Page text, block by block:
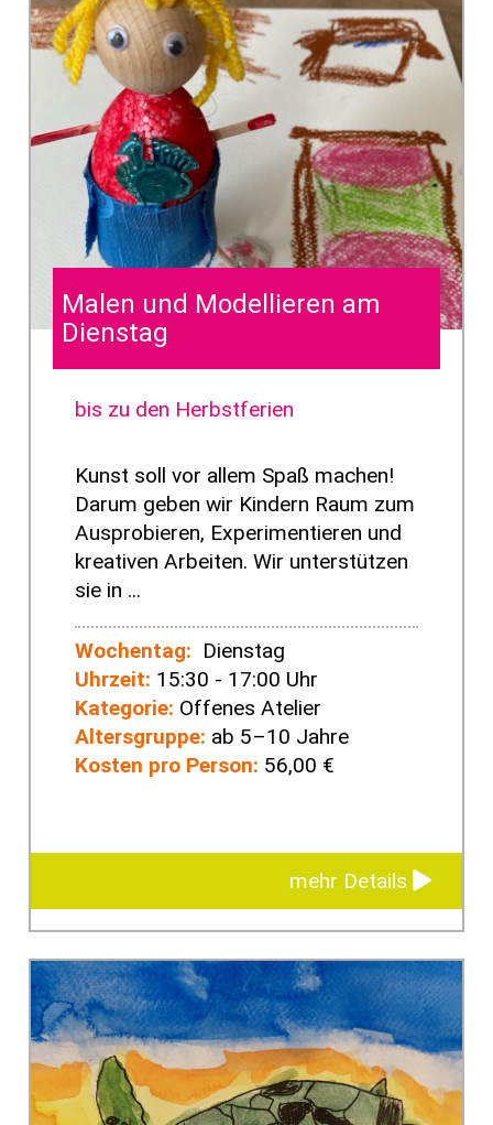
Malen und Modellieren am
Dienstag
bis zu den Herbstferien
Kunst soll vor allem Spaß machen!
Darum geben wir Kindern Raum zum
Ausprobieren, Experimentieren und
kreativen Arbeiten. Wir unterstützen
sie in ...
Wochentag: Dienstag
Uhrzeit: 15:30 - 17:00 Uhr
Kategorie: Offenes Atelier
Altersgruppe: ab 5–10 Jahre
Kosten pro Person: 56,00 €
mehr Details